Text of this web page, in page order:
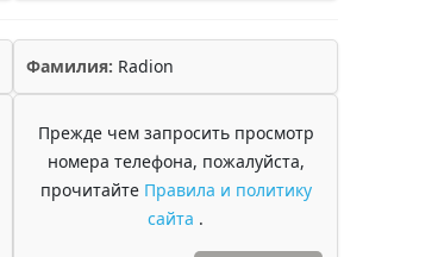
Фамилия: Radion
Прежде чем запросить просмотр
номера телефона, пожалуйста,
прочитайте Правила и политику
сайта .